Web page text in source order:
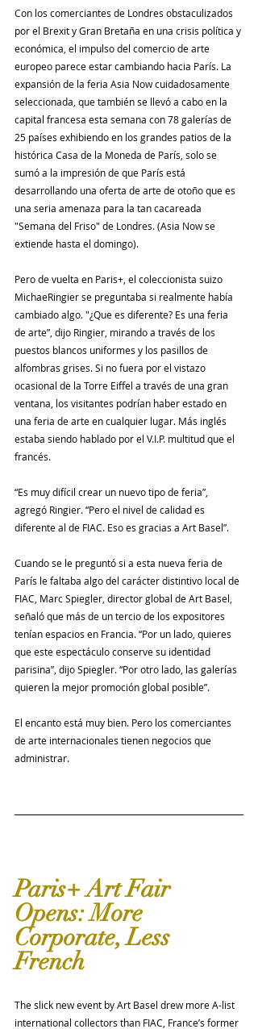
Con los comerciantes de Londres obstaculizados
por el Brexit y Gran Bretaña en una crisis política y
económica, el impulso del comercio de arte
europeo parece estar cambiando hacia París. La
expansión de la feria Asia Now cuidadosamente
seleccionada, que también se llevó a cabo en la
capital francesa esta semana con 78 galerías de
25 países exhibiendo en los grandes patios de la
histórica Casa de la Moneda de París, solo se
sumó a la impresión de que París está
desarrollando una oferta de arte de otoño que es
una seria amenaza para la tan cacareada
"Semana del Friso" de Londres. (Asia Now se
extiende hasta el domingo).
Pero de vuelta en Paris+, el coleccionista suizo
MichaeRingier se preguntaba si realmente había
cambiado algo. "¿Que es diferente? Es una feria
de arte”, dijo Ringier, mirando a través de los
puestos blancos uniformes y los pasillos de
alfombras grises. Si no fuera por el vistazo
ocasional de la Torre Eiffel a través de una gran
ventana, los visitantes podrían haber estado en
una feria de arte en cualquier lugar. Más inglés
estaba siendo hablado por el V.I.P. multitud que el
francés.
“Es muy difícil crear un nuevo tipo de feria”,
agregó Ringier. “Pero el nivel de calidad es
diferente al de FIAC. Eso es gracias a Art Basel”.
Cuando se le preguntó si a esta nueva feria de
París le faltaba algo del carácter distintivo local de
FIAC, Marc Spiegler, director global de Art Basel,
señaló que más de un tercio de los expositores
tenían espacios en Francia. “Por un lado, quieres
que este espectáculo conserve su identidad
parisina”, dijo Spiegler. “Por otro lado, las galerías
quieren la mejor promoción global posible”.
El encanto está muy bien. Pero los comerciantes
de arte internacionales tienen negocios que
administrar.
Paris+ Art Fair
Opens: More
Corporate, Less
French
The slick new event by Art Basel drew more A-list
international collectors than FIAC, France’s former